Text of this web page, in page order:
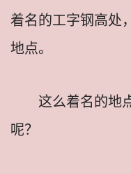
着名的工字钢高处
地点。
这么着名的地
呢？